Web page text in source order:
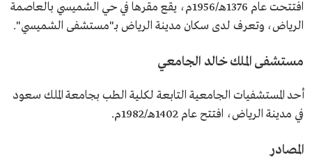
افتتحت عام 1376هـ/1956م، يقع مقرها في حي الشميسي بالعاصمة
الرياض، وتعرف لدى سكان مدينة الرياض بـ"مستشفى الشميسي".
مستشفى الملك خالد الجامعي
أحد المستشفيات الجامعية التابعة لكلية الطب بجامعة الملك سعود
في مدينة الرياض، افتتح عام 1402هـ/1982م.
المصادر